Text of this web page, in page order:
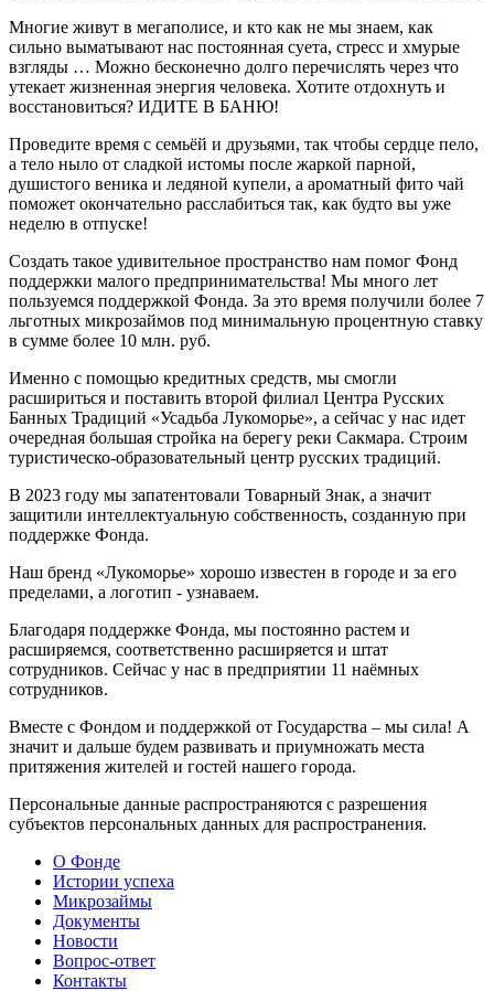
Многие живут в мегаполисе, и кто как не мы знаем, как
сильно выматывают нас постоянная суета, стресс и хмурые
взгляды … Можно бесконечно долго перечислять через что
утекает жизненная энергия человека. Хотите отдохнуть и
восстановиться? ИДИТЕ В БАНЮ!
Проведите время с семьёй и друзьями, так чтобы сердце пело,
а тело ныло от сладкой истомы после жаркой парной,
душистого веника и ледяной купели, а ароматный фито чай
поможет окончательно расслабиться так, как будто вы уже
неделю в отпуске!
Создать такое удивительное пространство нам помог Фонд
поддержки малого предпринимательства! Мы много лет
пользуемся поддержкой Фонда. За это время получили более 7
льготных микрозаймов под минимальную процентную ставку
в сумме более 10 млн. руб.
Именно с помощью кредитных средств, мы смогли
расшириться и поставить второй филиал Центра Русских
Банных Традиций «Усадьба Лукоморье», а сейчас у нас идет
очередная большая стройка на берегу реки Сакмара. Строим
туристическо-образовательный центр русских традиций.
В 2023 году мы запатентовали Товарный Знак, а значит
защитили интеллектуальную собственность, созданную при
поддержке Фонда.
Наш бренд «Лукоморье» хорошо известен в городе и за его
пределами, а логотип - узнаваем.
Благодаря поддержке Фонда, мы постоянно растем и
расширяемся, соответственно расширяется и штат
сотрудников. Сейчас у нас в предприятии 11 наёмных
сотрудников.
Вместе с Фондом и поддержкой от Государства – мы сила! А
значит и дальше будем развивать и приумножать места
притяжения жителей и гостей нашего города.
Персональные данные распространяются с разрешения
субъектов персональных данных для распространения.
О Фонде
Истории успеха
Микрозаймы
Документы
Новости
Вопрос-ответ
Контакты